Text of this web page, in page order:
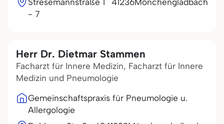
Stresemannstraße 1
- 7
41236Mönchengladbach
Herr Dr. Dietmar Stammen
Facharzt für Innere Medizin, Facharzt für Innere
Medizin und Pneumologie
Gemeinschaftspraxis für Pneumologie u.
Allergologie